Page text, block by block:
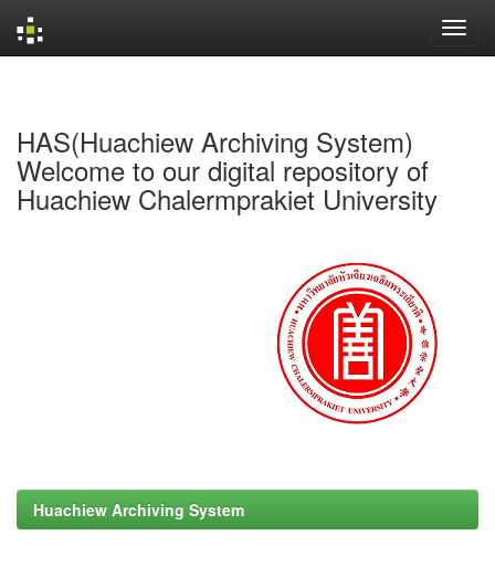
HAS(Huachiew Archiving System)
Welcome to our digital repository of
Huachiew Chalermprakiet University
Huachiew Archiving System